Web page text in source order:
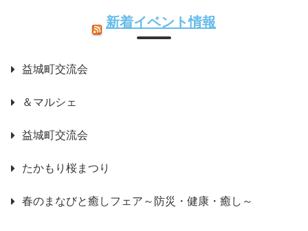
新着イベント情報
益城町交流会
＆マルシェ
益城町交流会
たかもり桜まつり
春のまなびと癒しフェア～防災・健康・癒し～